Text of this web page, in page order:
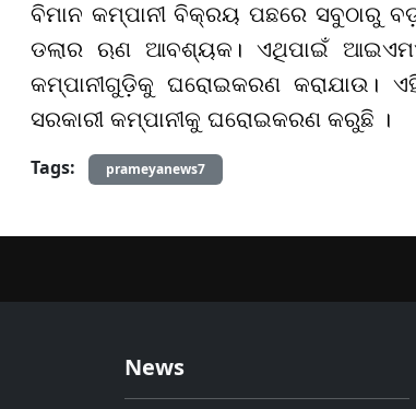
ବିମାନ କମ୍ପାନୀ ବିକ୍ରୟ ପଛରେ ସବୁଠାରୁ
ଡଲାର ଋଣ ଆବଶ୍ୟକ। ଏଥିପାଇଁ
କମ୍ପାନୀଗୁଡ଼ିକୁ ଘରୋଇକରଣ କରାଯାଉ।
ସରକାରୀ କମ୍ପାନୀକୁ ଘରୋଇକରଣ କରୁଛି ।
Tags:
prameyanews7
News